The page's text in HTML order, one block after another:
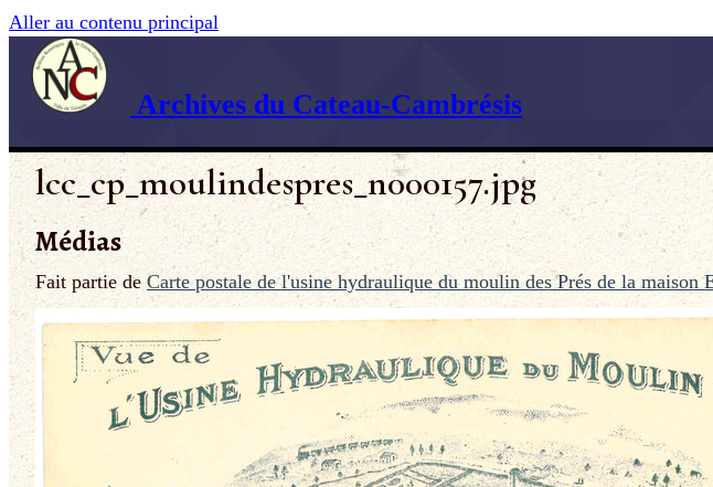
Aller au contenu principal
Archives du Cateau-Cambrésis
lcc_cp_moulindespres_n000157.jpg
Médias
Fait partie de Carte postale de l'usine hydraulique du moulin des Prés de la maison